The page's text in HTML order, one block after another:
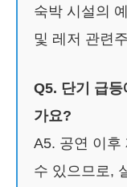
숙박 시설의
및 레저 관련
Q5. 단기 급
가요?
A5. 공연 이후
수 있으므로,